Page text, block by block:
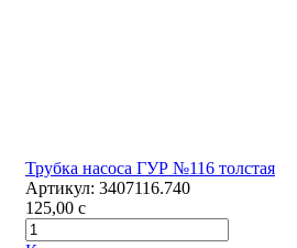
Трубка насоса ГУР №116 толстая
Артикул: 3407116.740
125,00 c